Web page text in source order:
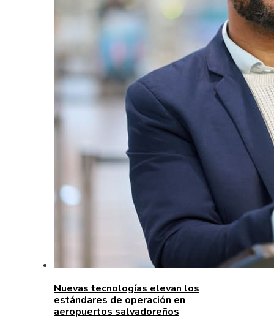
Nuevas tecnologías elevan los
estándares de operación en
aeropuertos salvadoreños